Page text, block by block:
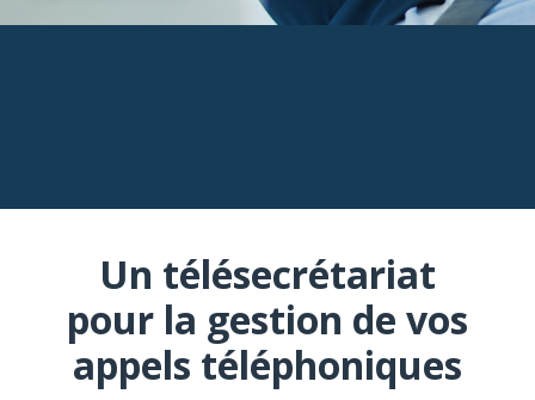
Un télésecrétariat
pour la gestion de vos
appels téléphoniques